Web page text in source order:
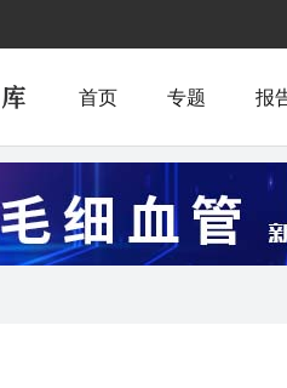
首页 专题 报